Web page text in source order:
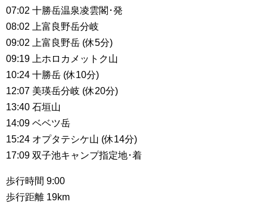
07:02 十勝岳温泉凌雲閣･発
08:02 上富良野岳分岐
09:02 上富良野岳 (休5分)
09:19 上ホロカメットク山
10:24 十勝岳 (休10分)
12:07 美瑛岳分岐 (休20分)
13:40 石垣山
14:09 ベベツ岳
15:24 オプタテシケ山 (休14分)
17:09 双子池キャンプ指定地･着
歩行時間 9:00
歩行距離 19km